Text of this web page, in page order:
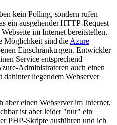
kein Polling, sondern rufen
ein ausgehender HTTP-Request
im Internet bereitstellen,
Möglichkeit sind die Azure
Einschränkungen. Entwickler
Service entsprechend
Administratoren auch einen
dahinter liegendem Webserver
aber einen Webserver im Internet,
ist aber leider "nur" ein
PHP-Skripte ausführen und ich